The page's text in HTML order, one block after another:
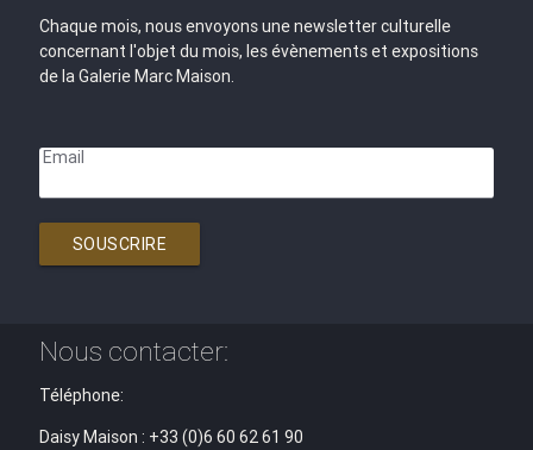
Chaque mois, nous envoyons une newsletter culturelle
concernant l'objet du mois, les évènements et expositions
de la Galerie Marc Maison.
Email
SOUSCRIRE
Nous contacter:
Téléphone:
Daisy Maison : +33 (0)6 60 62 61 90